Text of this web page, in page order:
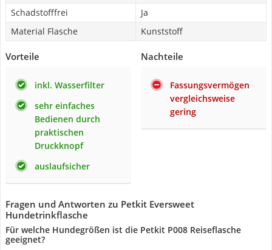
Schadstofffrei
Ja
Material Flasche
Kunststoff
Vorteile
inkl. Wasserfilter
sehr einfaches
Bedienen durch
praktischen
Druckknopf
auslaufsicher
Nachteile
Fassungsvermögen
vergleichsweise
gering
Fragen und Antworten zu Petkit Eversweet
Hundetrinkflasche
Für welche Hundegrößen ist die Petkit P008 Reiseflasche
geeignet?